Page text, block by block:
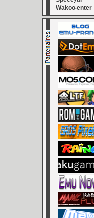
Wakoo-enter